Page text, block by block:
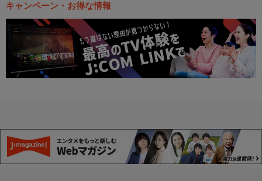
キャンペーン・お得な情報